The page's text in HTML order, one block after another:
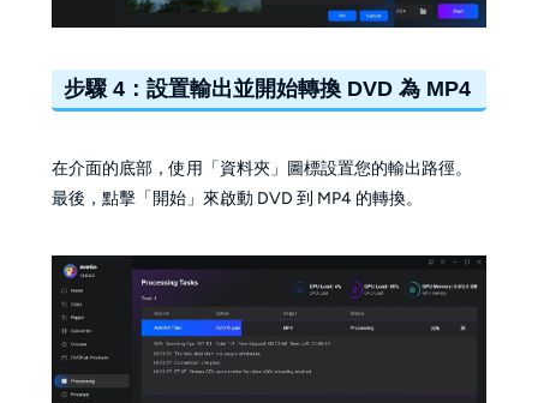
步驟 4：設置輸出並開始轉換 DVD 為 MP4
在介面的底部，使用「資料夾」圖標設置您的輸出路徑。
最後，點擊「開始」來啟動 DVD 到 MP4 的轉換。